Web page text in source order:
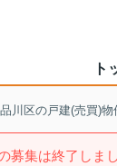
ト
品川区の戸建(売買)物
募集は終了しまし